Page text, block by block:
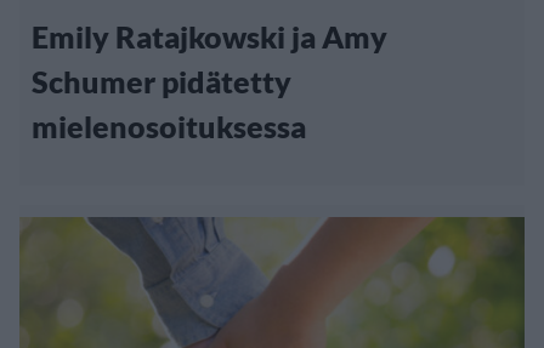
Emily Ratajkowski ja Amy
Schumer pidätetty
mielenosoituksessa